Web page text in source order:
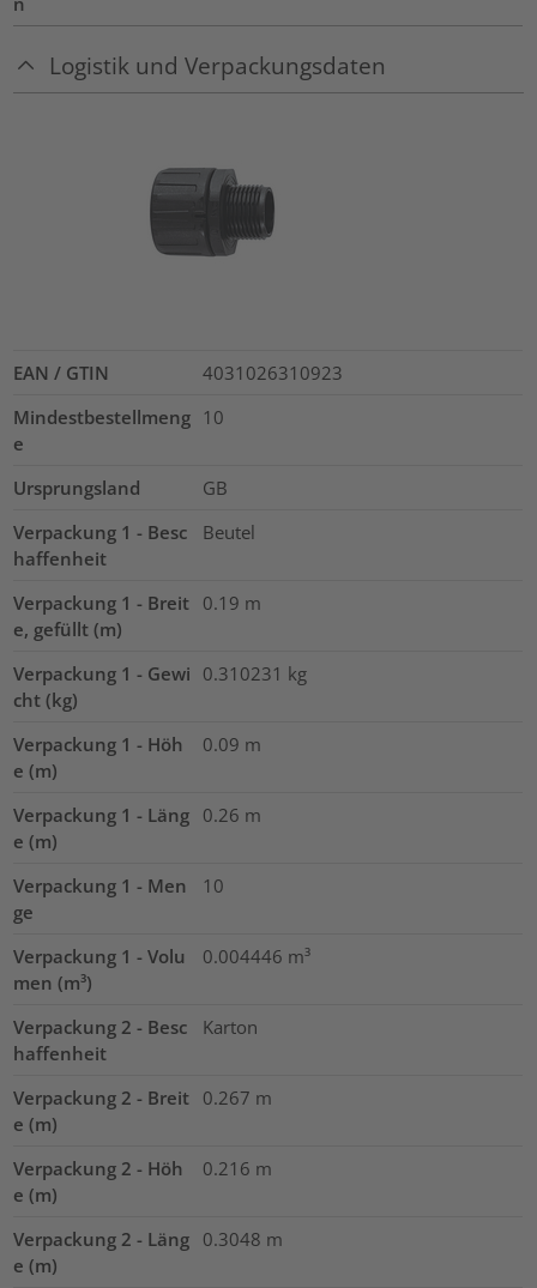
Logistik und Verpackungsdaten
EAN / GTIN
4031026310923
Mindestbestellmeng
e
10
Ursprungsland
GB
Verpackung 1 - Besc
haffenheit
Beutel
Verpackung 1 - Breit
e, gefüllt (m)
0.19 m
Verpackung 1 - Gewi
cht (kg)
0.310231 kg
Verpackung 1 - Höh
e (m)
0.09 m
Verpackung 1 - Läng
e (m)
0.26 m
Verpackung 1 - Men
ge
10
Verpackung 1 - Volu
men (m³)
0.004446 m³
Verpackung 2 - Besc
haffenheit
Karton
Verpackung 2 - Breit
e (m)
0.267 m
Verpackung 2 - Höh
e (m)
0.216 m
Verpackung 2 - Läng
e (m)
0.3048 m